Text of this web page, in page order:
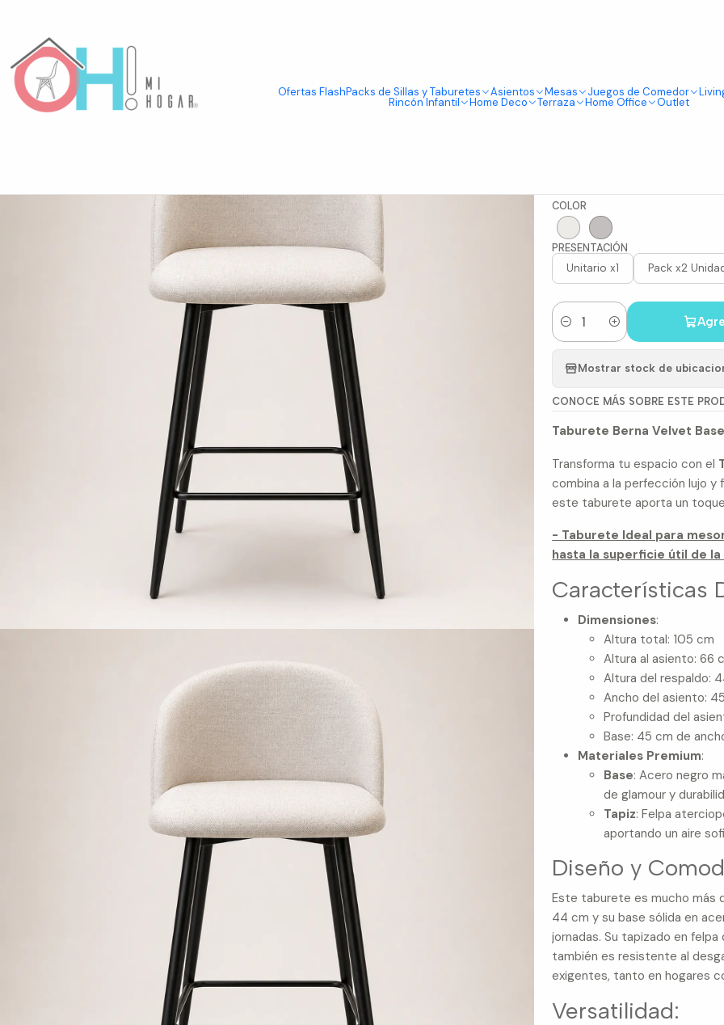
Ofertas FlashPacks de Sillas y Taburetes Asientos Mesas Juegos de Comedor
Rincón Infantil Home Deco Terraza Home Office Outlet
Asientos
|
Taburete
COLOR
PRESENTACIÓN
Unitario x1 Pack x2
Cantidad
Mostrar stock de
CONOCE MÁS SOBRE ESTE
Taburete Berna Velvet
Transforma tu espacio con el
combina a la perfección lujo y
este taburete aporta un
- Taburete Ideal para
hasta la superficie útil de
Características
Dimensiones:
Altura total: 105 cm
Altura al asiento: 66
Altura del respaldo:
Ancho del asiento:
Profundidad del
Base: 45 cm de
Materiales Premium:
Base: Acero negro
de glamour y
Tapiz: Felpa
aportando un aire
Diseño y
Este taburete es mucho más
44 cm y su base sólida en
jornadas. Su tapizado en
también es resistente al
exigentes, tanto en hogares
Versatilidad: